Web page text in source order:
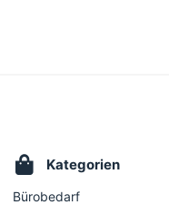
Kategorien
Bürobedarf